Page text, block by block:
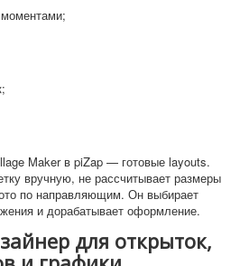
Maker в piZap — готовые layouts.
вручную, не рассчитывает размеры
по направляющим. Он выбирает
и дорабатывает оформление.
для открыток,